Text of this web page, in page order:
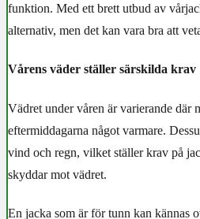
funktion. Med ett brett utbud av
alternativ, men det kan vara bra att
Vårens väder ställer särskilda krav
Vädret under våren är varierande där
eftermiddagarna något varmare.
vind och regn, vilket ställer krav på
skyddar mot vädret.
En jacka som är för tunn kan kännas